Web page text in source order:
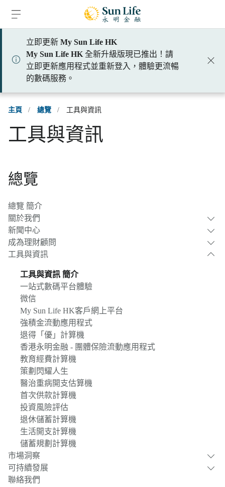
立即更新 My Sun Life HK
My Sun Life HK 全新升級版現已推出！請
立即更新應用程式並重新登入，體驗更流暢
的數碼服務。
主頁 / 總覽 / 工具與資訊
工具與資訊
總覽
總覽 簡介
關於我們
新聞中心
成為理財顧問
工具與資訊
工具與資訊 簡介
一站式數碼平台體驗
微信
My Sun Life HK客戶網上平台
強積金流動應用程式
退得「優」計算機
香港永明金融 - 團體保險流動應用程式
教育經費計算機
策劃閃耀人生
醫治重病開支估算機
首次供款計算機
投資風險評估
退休儲蓄計算機
生活開支計算機
儲蓄規劃計算機
市場洞察
可持續發展
聯絡我們